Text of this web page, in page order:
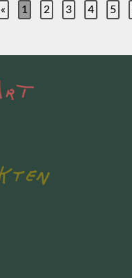
« 1 2 3 4 5